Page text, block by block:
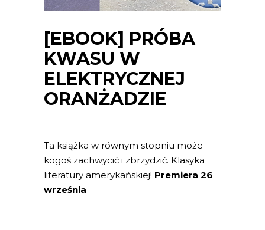
[EBOOK] PRÓBA
KWASU W
ELEKTRYCZNEJ
ORANŻADZIE
Ta książka w równym stopniu może
kogoś zachwycić i zbrzydzić. Klasyka
literatury amerykańskiej! Premiera 26
września